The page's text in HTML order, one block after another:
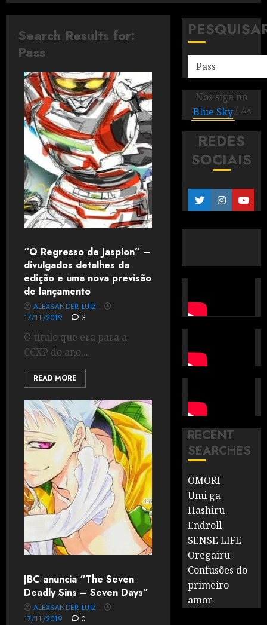
Search Results for:
Pass
“O Regresso de Jaspion” –
divulgados detalhes da
edição e uma nova previsão
de lançamento
ALEXSANDER LUIZ
17/11/2019
3
O título que era para a
CCXP do ano...
READ MORE
JBC anuncia “The Seven
Deadly Sins – Seven Days”
ALEXSANDER LUIZ
17/11/2019
0
Nos siga no
Blue Sky ! ^^
REDES
SOCIAIS
RECENT
SEARCHES
OMORI
Umi ga
Hashiru
Endroll
SENSE LIFE
Oregairu
Confusões do
primeiro
amor